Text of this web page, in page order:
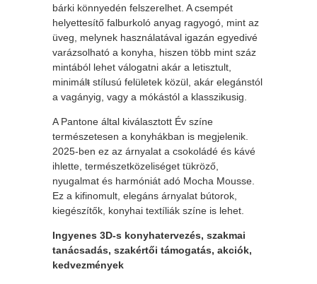
bárki könnyedén felszerelhet. A csempét
helyettesítő falburkoló anyag ragyogó, mint az
üveg, melynek használatával igazán egyedivé
varázsolható a konyha, hiszen több mint száz
mintából lehet válogatni akár a letisztult,
minimált stílusú felületek közül, akár elegánstól
a vagányig, vagy a mókástól a klasszikusig.
A Pantone által kiválasztott Év színe
természetesen a konyhákban is megjelenik.
2025-ben ez az árnyalat a csokoládé és kávé
ihlette, természetközeliséget tükröző,
nyugalmat és harmóniát adó Mocha Mousse.
Ez a kifinomult, elegáns árnyalat bútorok,
kiegészítők, konyhai textíliák színe is lehet.
Ingyenes 3D-s konyhatervezés, szakmai
tanácsadás, szakértői támogatás, akciók,
kedvezmények